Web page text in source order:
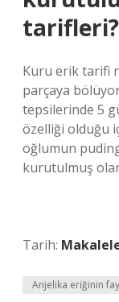
tarifleri?
Kuru erik tarifi
parçaya
tepsilerinde 5
özelliği olduğu
oğlumun
kurutulmuş
Tarih:
Anjelika eriğinin